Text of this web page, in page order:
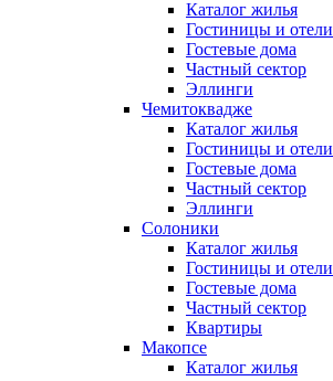
Каталог жилья
Гостиницы и отели
Гостевые дома
Частный сектор
Эллинги
Чемитоквадже
Каталог жилья
Гостиницы и отели
Гостевые дома
Частный сектор
Эллинги
Солоники
Каталог жилья
Гостиницы и отели
Гостевые дома
Частный сектор
Квартиры
Макопсе
Каталог жилья